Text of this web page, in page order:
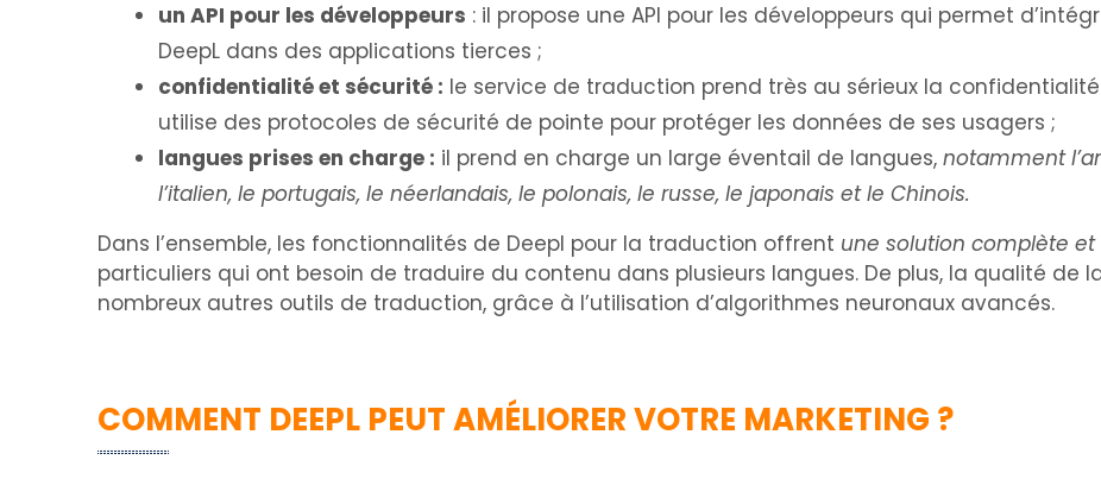
un API pour les développeurs : il propose une API pour les développeurs qui permet
DeepL dans des applications tierces ;
confidentialité et sécurité : le service de traduction prend très au sérieux la
utilise des protocoles de sécurité de pointe pour protéger les données de ses usagers ;
langues prises en charge : il prend en charge un large éventail de langues, notamment
l’italien, le portugais, le néerlandais, le polonais, le russe, le japonais et le Chinois.
Dans l’ensemble, les fonctionnalités de Deepl pour la traduction offrent une solution complète
particuliers qui ont besoin de traduire du contenu dans plusieurs langues. De plus, la qualité de
nombreux autres outils de traduction, grâce à l’utilisation d’algorithmes neuronaux avancés.
COMMENT DEEPL PEUT AMÉLIORER VOTRE MARKETING ?